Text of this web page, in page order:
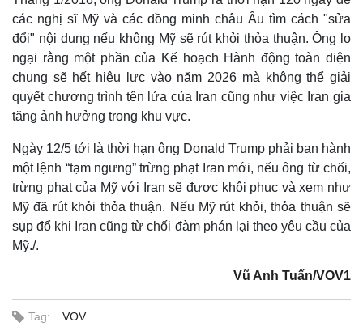
các nghị sĩ Mỹ và các đồng minh châu Âu tìm cách "sửa
đổi" nội dung nếu không Mỹ sẽ rút khỏi thỏa thuận. Ông lo
ngại rằng một phần của Kế hoạch Hành động toàn diện
chung sẽ hết hiệu lực vào năm 2026 mà không thể giải
quyết chương trình tên lửa của Iran cũng như việc Iran gia
tăng ảnh hưởng trong khu vực.
Ngày 12/5 tới là thời hạn ông Donald Trump phải ban hành
một lệnh “tạm ngưng” trừng phạt Iran mới, nếu ông từ chối,
trừng phạt của Mỹ với Iran sẽ được khôi phục và xem như
Mỹ đã rút khỏi thỏa thuận. Nếu Mỹ rút khỏi, thỏa thuận sẽ
sụp đổ khi Iran cũng từ chối đàm phán lại theo yêu cầu của
Mỹ./.
Vũ Anh Tuấn/VOV1
Tag: VOV